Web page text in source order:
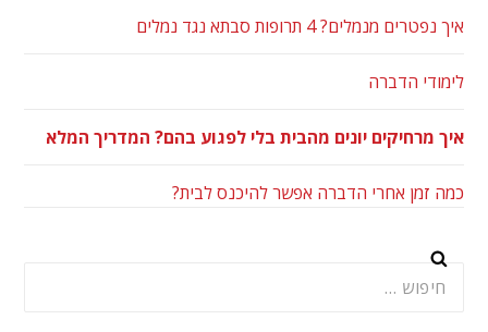
איך נפטרים מנמלים? 4 תרופות סבתא נגד נמלים
לימודי הדברה
איך מרחיקים יונים מהבית בלי לפגוע בהם? המדריך המלא
כמה זמן אחרי הדברה אפשר להיכנס לבית?
חיפוש: